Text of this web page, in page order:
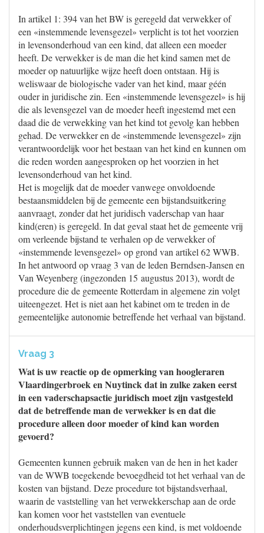
In artikel 1: 394 van het BW is geregeld dat verwekker of
een «instemmende levensgezel» verplicht is tot het voorzien
in levensonderhoud van een kind, dat alleen een moeder
heeft. De verwekker is de man die het kind samen met de
moeder op natuurlijke wijze heeft doen ontstaan. Hij is
weliswaar de biologische vader van het kind, maar géén
ouder in juridische zin. Een «instemmende levensgezel» is hij
die als levensgezel van de moeder heeft ingestemd met een
daad die de verwekking van het kind tot gevolg kan hebben
gehad. De verwekker en de «instemmende levensgezel» zijn
verantwoordelijk voor het bestaan van het kind en kunnen om
die reden worden aangesproken op het voorzien in het
levensonderhoud van het kind.
Het is mogelijk dat de moeder vanwege onvoldoende
bestaansmiddelen bij de gemeente een bijstandsuitkering
aanvraagt, zonder dat het juridisch vaderschap van haar
kind(eren) is geregeld. In dat geval staat het de gemeente vrij
om verleende bijstand te verhalen op de verwekker of
«instemmende levensgezel» op grond van artikel 62 WWB.
In het antwoord op vraag 3 van de leden Berndsen-Jansen en
Van Weyenberg (ingezonden 15 augustus 2013), wordt de
procedure die de gemeente Rotterdam in algemene zin volgt
uiteengezet. Het is niet aan het kabinet om te treden in de
gemeentelijke autonomie betreffende het verhaal van bijstand.
Vraag 3
Wat is uw reactie op de opmerking van hoogleraren
Vlaardingerbroek en Nuytinck dat in zulke zaken eerst
in een vaderschapsactie juridisch moet zijn vastgesteld
dat de betreffende man de verwekker is en dat die
procedure alleen door moeder of kind kan worden
gevoerd?
Gemeenten kunnen gebruik maken van de hen in het kader
van de WWB toegekende bevoegdheid tot het verhaal van de
kosten van bijstand. Deze procedure tot bijstandsverhaal,
waarin de vaststelling van het verwekkerschap aan de orde
kan komen voor het vaststellen van eventuele
onderhoudsverplichtingen jegens een kind, is met voldoende